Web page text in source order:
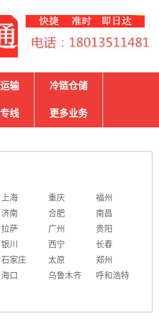
输 冷链仓储
线 更多业务
上海 重庆
福州
济南 合肥
南昌
拉萨 广州
贵阳
银川 西宁
长春
石家庄 太原
郑州
海口 乌鲁木齐 呼和浩特